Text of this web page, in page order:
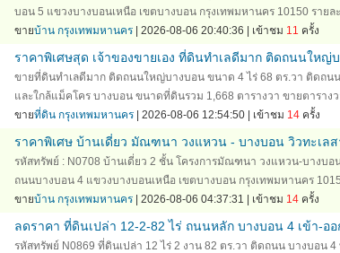
บอน 5 แขวงบางบอนเหนือ เขตบางบอน กรุงเทพมหานคร 10150 รายละ
ขายบ้าน กรุงเทพมหานคร| 2026-08-06 20:40:36 | เข้าชม 11 ครั้ง
ราคาพิเศษสุด เจ้าของขายเอง ที่ดินทำเลดีมาก ติดถนนใหญ่
ขายที่ดินทำเลดีมาก ติดถนนใหญ่บางบอน ขนาด 4 ไร่ 68 ตร.วา ติดถน
และใกล้แม็คโคร บางบอน ขนาดที่ดินรวม 1,668 ตารางวา ขายตารางว
ขายที่ดิน กรุงเทพมหานคร| 2026-08-06 12:54:50 | เข้าชม 14ครั้ง
ราคาพิเศษ บ้านเดี่ยว มัณฑนา วงแหวน - บางบอน วิวทะเลส
รหัสทรัพย์ : N0708 บ้านเดี่ยว 2 ชั้น โครงการมัณฑนา วงแหวน-บางบอ
ถนนบางบอน 4 แขวงบางบอนเหนือ เขตบางบอน กรุงเทพมหานคร
ขายบ้าน กรุงเทพมหานคร| 2026-08-06 04:37:31 | เข้าชม 14ครั้ง
ลดราคา ที่ดินเปล่า 12-2-82 ไร่ ถนนหลัก บางบอน 4 เข้า-ออ
รหัสทรัพย์ N0869 ที่ดินเปล่า 12 ไร่ 2 งาน 82 ตร.วา ติดถนน บางบอน